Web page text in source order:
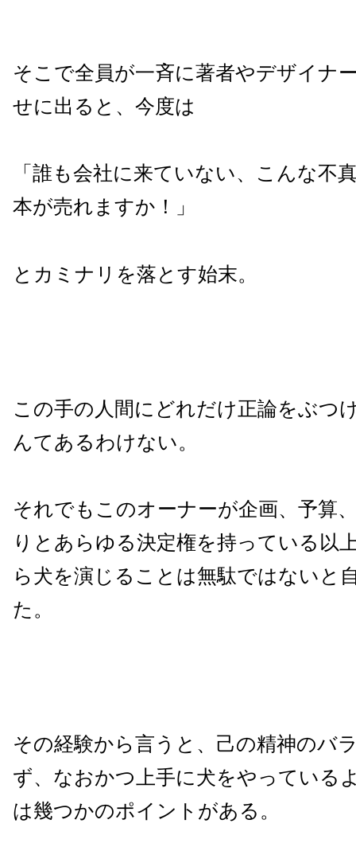
そこで全員が一斉に著者やデザイナ
せに出ると、今度は
「誰も会社に来ていない、こんな不
本が売れますか！」
とカミナリを落とす始末。
この手の人間にどれだけ正論をぶつ
んてあるわけない。
それでもこのオーナーが企画、予算
りとあらゆる決定権を持っている以
ら犬を演じることは無駄ではないと
た。
その経験から言うと、己の精神のバ
ず、なおかつ上手に犬をやっている
は幾つかのポイントがある。